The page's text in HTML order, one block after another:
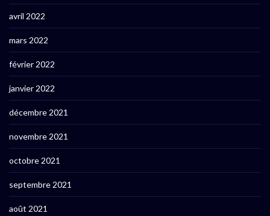
avril 2022
mars 2022
février 2022
janvier 2022
décembre 2021
novembre 2021
octobre 2021
septembre 2021
août 2021